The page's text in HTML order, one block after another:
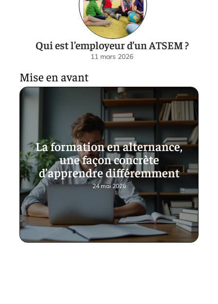
Qui est l’employeur d’un ATSEM ?
11 mars 2026
Mise en avant
La formation en alternance,
une façon concrète
d’apprendre différemment
24 mai 2026